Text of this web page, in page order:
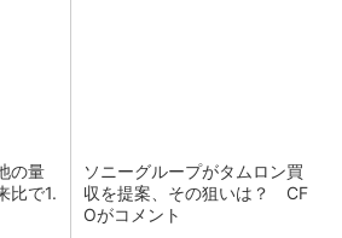
の量
比で1.
ソニーグループがタムロン買
収を提案、その狙いは？ CF
Oがコメント